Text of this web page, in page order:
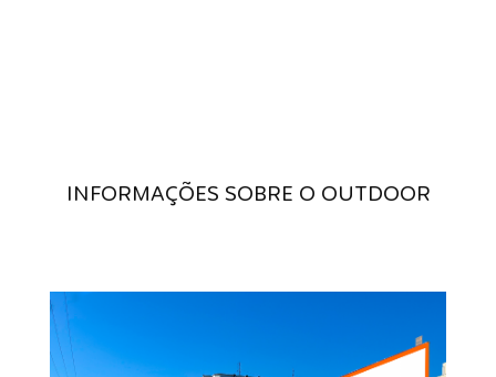
INFORMAÇÕES SOBRE O OUTDOOR